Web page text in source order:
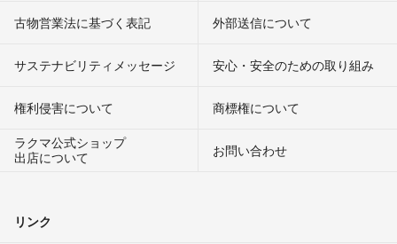
古物営業法に基づく表記 外部送信について
サステナビリティメッセージ 安心・安全のための取り組み
権利侵害について
商標権について
ラクマ公式ショップ
出店について
お問い合わせ
リンク